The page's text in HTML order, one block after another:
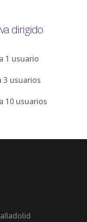
dirigido
1 usuario
3 usuarios
10 usuarios